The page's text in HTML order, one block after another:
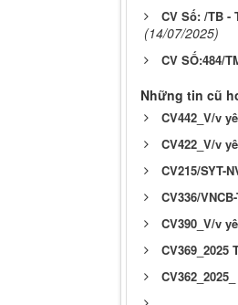
CV Số: /TB -
(14/07/2025)
CV SỐ:484/
Những tin cũ
CV442_V/v
CV422_V/v
CV215/SYT-
CV336/
CV390_V/v